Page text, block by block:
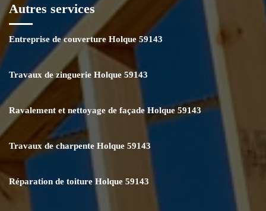
Autres services
Entreprise de couverture Holque 59143
Travaux de zinguerie Holque 59143
Ravalement et nettoyage de façade Holque 59143
Travaux de charpente Holque 59143
Réparation de toiture Holque 59143